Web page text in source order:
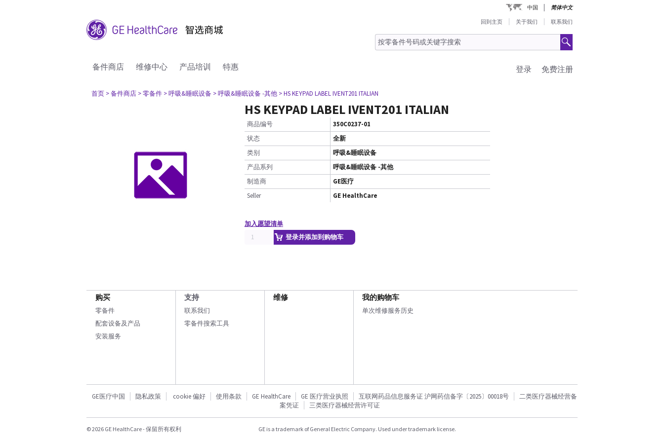
中国 简体中文
回到主页 关于我们 联系我们
备件商店 维修中心 产品培训 特惠 免费注册
登录
首页 > 备件商店 > 零备件 > 呼吸&睡眠设备 > 呼吸&睡眠设备 -其他 > HS KEYPAD LABEL IVENT201 ITALIAN
HS KEYPAD LABEL IVENT201 ITALIAN
商品编号
350C0237-01
状态
全新
类别
呼吸&睡眠设备
产品系列
呼吸&睡眠设备 -其他
制造商
GE医疗
Seller
GE HealthCare
加入愿望清单
登录并添加到购物车
购买
零备件
配套设备及产品
安装服务
支持
联系我们
零备件搜索工具
维修 我的购物车
单次维修服务历史
GE医疗中国 隐私政策 cookie 偏好 使用条款 GE HealthCare GE 医疗营业执照 互联网药品信息服务证 沪网药信备字〔2025〕00018号
二类医疗器械经营备
案凭证
三类医疗器械经营许可证
© 2026 GE HealthCare - 保留所有权利 GE is a trademark of General Electric Company. Used under trademark license.